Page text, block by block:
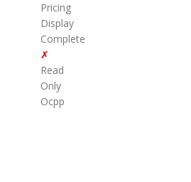
Pricing
Display
Complete
✗
Read
Only
Ocpp